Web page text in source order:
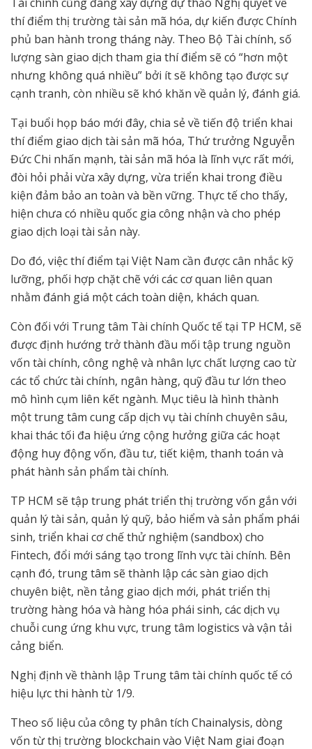
thí điểm thị trường tài sản mã hóa, dự kiến được Chính
phủ ban hành trong tháng này. Theo Bộ Tài chính, số
lượng sàn giao dịch tham gia thí điểm sẽ có “hơn một
nhưng không quá nhiều” bởi ít sẽ không tạo được sự
cạnh tranh, còn nhiều sẽ khó khăn về quản lý, đánh giá.
Tại buổi họp báo mới đây, chia sẻ về tiến độ triển khai
thí điểm giao dịch tài sản mã hóa, Thứ trưởng Nguyễn
Đức Chi nhấn mạnh, tài sản mã hóa là lĩnh vực rất mới,
đòi hỏi phải vừa xây dựng, vừa triển khai trong điều
kiện đảm bảo an toàn và bền vững. Thực tế cho thấy,
hiện chưa có nhiều quốc gia công nhận và cho phép
giao dịch loại tài sản này.
Do đó, việc thí điểm tại Việt Nam cần được cân nhắc kỹ
lưỡng, phối hợp chặt chẽ với các cơ quan liên quan
nhằm đánh giá một cách toàn diện, khách quan.
Còn đối với Trung tâm Tài chính Quốc tế tại TP HCM, sẽ
được định hướng trở thành đầu mối tập trung nguồn
vốn tài chính, công nghệ và nhân lực chất lượng cao từ
các tổ chức tài chính, ngân hàng, quỹ đầu tư lớn theo
mô hình cụm liên kết ngành. Mục tiêu là hình thành
một trung tâm cung cấp dịch vụ tài chính chuyên sâu,
khai thác tối đa hiệu ứng cộng hưởng giữa các hoạt
động huy động vốn, đầu tư, tiết kiệm, thanh toán và
phát hành sản phẩm tài chính.
TP HCM sẽ tập trung phát triển thị trường vốn gắn với
quản lý tài sản, quản lý quỹ, bảo hiểm và sản phẩm phái
sinh, triển khai cơ chế thử nghiệm (sandbox) cho
Fintech, đổi mới sáng tạo trong lĩnh vực tài chính. Bên
cạnh đó, trung tâm sẽ thành lập các sàn giao dịch
chuyên biệt, nền tảng giao dịch mới, phát triển thị
trường hàng hóa và hàng hóa phái sinh, các dịch vụ
chuỗi cung ứng khu vực, trung tâm logistics và vận tải
cảng biển.
Nghị định về thành lập Trung tâm tài chính quốc tế có
hiệu lực thi hành từ 1/9.
Theo số liệu của công ty phân tích Chainalysis, dòng
vốn từ thị trường blockchain vào Việt Nam giai đoạn